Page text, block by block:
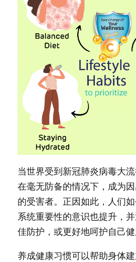
当世界受到新冠肺炎病毒大
在毫无防备的情况下，成为
的受害者。正因如此，人们
系统重要性的意识也提升，
佳防护，或更好地呵护自己健
养成健康习惯可以帮助身体